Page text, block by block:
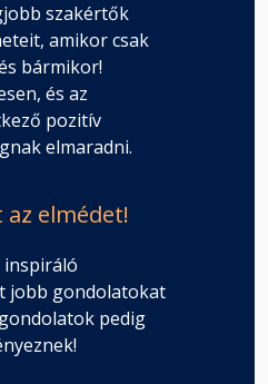
szakértők
amikor csak
bármikor!
és az
pozitív
elmaradni.
elmédet!
inspiráló
jobb gondolatokat
pedig